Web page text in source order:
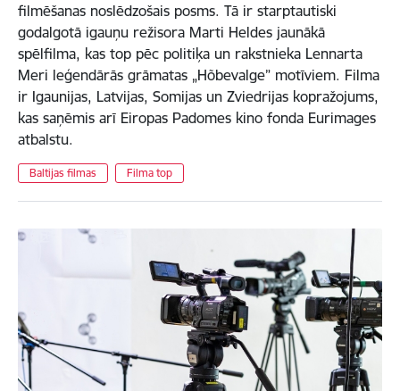
filmēšanas noslēdzošais posms. Tā ir starptautiski
godalgotā igauņu režisora Marti Heldes jaunākā
spēlfilma, kas top pēc politiķa un rakstnieka Lennarta
Meri leģendārās grāmatas „Hõbevalge” motīviem. Filma
ir Igaunijas, Latvijas, Somijas un Zviedrijas kopražojums,
kas saņēmis arī Eiropas Padomes kino fonda Eurimages
atbalstu.
Baltijas filmas Filma top